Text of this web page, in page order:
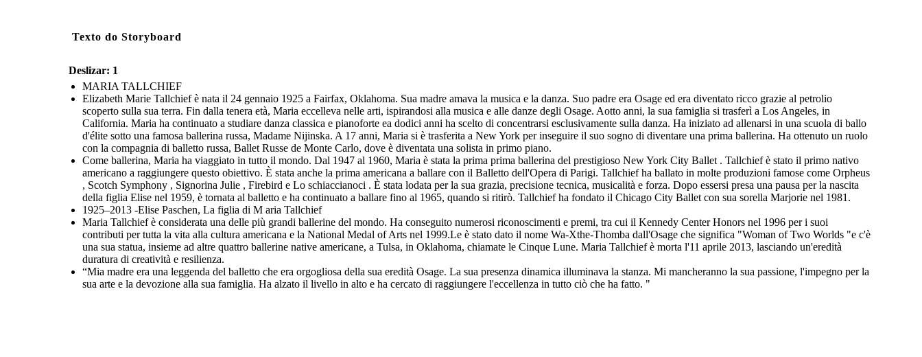
Texto do Storyboard
Deslizar: 1
MARIA TALLCHIEF
Elizabeth Marie Tallchief è nata il 24 gennaio 1925 a Fairfax, Oklahoma. Sua madre amava la musica e la danza. Suo padre era Osage ed era diventato ricco grazie al petrolio
scoperto sulla sua terra. Fin dalla tenera età, Maria eccelleva nelle arti, ispirandosi alla musica e alle danze degli Osage. Aotto anni, la sua famiglia si trasferì a Los Angeles, in
California. Maria ha continuato a studiare danza classica e pianoforte ea dodici anni ha scelto di concentrarsi esclusivamente sulla danza. Ha iniziato ad allenarsi in una scuola di ballo
d'élite sotto una famosa ballerina russa, Madame Nijinska. A 17 anni, Maria si è trasferita a New York per inseguire il suo sogno di diventare una prima ballerina. Ha ottenuto un ruolo
con la compagnia di balletto russa, Ballet Russe de Monte Carlo, dove è diventata una solista in primo piano.
Come ballerina, Maria ha viaggiato in tutto il mondo. Dal 1947 al 1960, Maria è stata la prima prima ballerina del prestigioso New York City Ballet . Tallchief è stato il primo nativo
americano a raggiungere questo obiettivo. È stata anche la prima americana a ballare con il Balletto dell'Opera di Parigi. Tallchief ha ballato in molte produzioni famose come Orpheus
, Scotch Symphony , Signorina Julie , Firebird e Lo schiaccianoci . È stata lodata per la sua grazia, precisione tecnica, musicalità e forza. Dopo essersi presa una pausa per la nascita
della figlia Elise nel 1959, è tornata al balletto e ha continuato a ballare fino al 1965, quando si ritirò. Tallchief ha fondato il Chicago City Ballet con sua sorella Marjorie nel 1981.
1925–2013 -Elise Paschen, La figlia di M aria Tallchief
Maria Tallchief è considerata una delle più grandi ballerine del mondo. Ha conseguito numerosi riconoscimenti e premi, tra cui il Kennedy Center Honors nel 1996 per i suoi
contributi per tutta la vita alla cultura americana e la National Medal of Arts nel 1999.Le è stato dato il nome Wa-Xthe-Thomba dall'Osage che significa "Woman of Two Worlds "e c'è
una sua statua, insieme ad altre quattro ballerine native americane, a Tulsa, in Oklahoma, chiamate le Cinque Lune. Maria Tallchief è morta l'11 aprile 2013, lasciando un'eredità
duratura di creatività e resilienza.
“Mia madre era una leggenda del balletto che era orgogliosa della sua eredità Osage. La sua presenza dinamica illuminava la stanza. Mi mancheranno la sua passione, l'impegno per la
sua arte e la devozione alla sua famiglia. Ha alzato il livello in alto e ha cercato di raggiungere l'eccellenza in tutto ciò che ha fatto. "